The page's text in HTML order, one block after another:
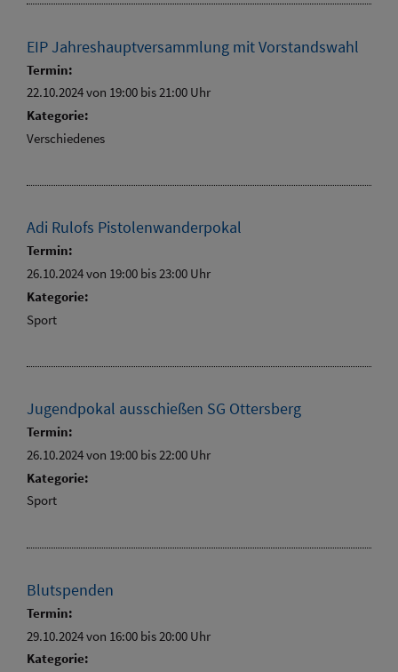
EIP Jahreshauptversammlung mit Vorstandswahl
Termin:
22.10.2024 von 19:00 bis 21:00 Uhr
Kategorie:
Verschiedenes
Adi Rulofs Pistolenwanderpokal
Termin:
26.10.2024 von 19:00 bis 23:00 Uhr
Kategorie:
Sport
Jugendpokal ausschießen SG Ottersberg
Termin:
26.10.2024 von 19:00 bis 22:00 Uhr
Kategorie:
Sport
Blutspenden
Termin:
29.10.2024 von 16:00 bis 20:00 Uhr
Kategorie: